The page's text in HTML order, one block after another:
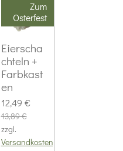
Zum
Osterfest
Eierscha
chteln +
Farbkast
en
12,49 €
13,89 €
zzgl.
Versandkosten